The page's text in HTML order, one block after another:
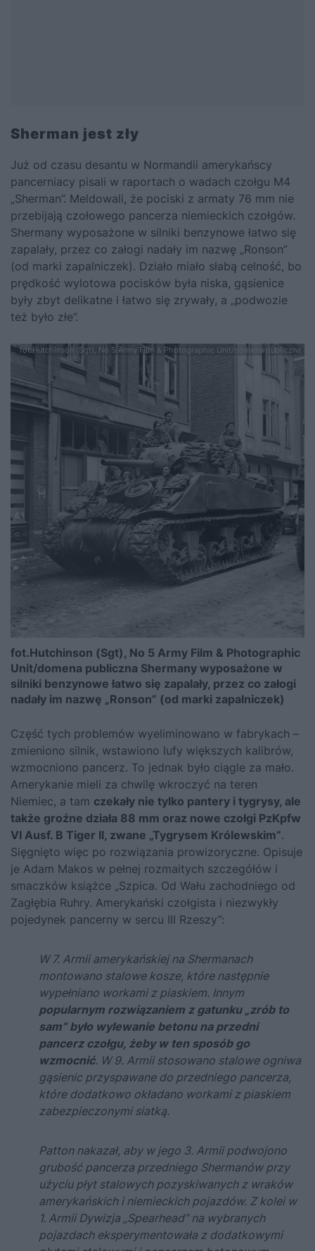
Sherman jest zły
Już od czasu desantu w Normandii amerykańscy
pancerniacy pisali w raportach o wadach czołgu M4
„Sherman”. Meldowali, że pociski z armaty 76 mm nie
przebijają czołowego pancerza niemieckich czołgów.
Shermany wyposażone w silniki benzynowe łatwo się
zapalały, przez co załogi nadały im nazwę „Ronson”
(od marki zapalniczek). Działo miało słabą celność, bo
prędkość wylotowa pocisków była niska, gąsienice
były zbyt delikatne i łatwo się zrywały, a „podwozie
też było złe”.
fot.Hutchinson (Sgt), No 5 Army Film & Photographic Unit/domena publiczna
fot.Hutchinson (Sgt), No 5 Army Film & Photographic
Unit/domena publiczna Shermany wyposażone w
silniki benzynowe łatwo się zapalały, przez co załogi
nadały im nazwę „Ronson” (od marki zapalniczek)
Część tych problemów wyeliminowano w fabrykach –
zmieniono silnik, wstawiono lufy większych kalibrów,
wzmocniono pancerz. To jednak było ciągle za mało.
Amerykanie mieli za chwilę wkroczyć na teren
Niemiec, a tam czekały nie tylko pantery i tygrysy, ale
także groźne działa 88 mm oraz nowe czołgi PzKpfw
VI Ausf. B Tiger II, zwane „Tygrysem Królewskim”.
Sięgnięto więc po rozwiązania prowizoryczne. Opisuje
je Adam Makos w pełnej rozmaitych szczegółów i
smaczków książce „Szpica. Od Wału zachodniego od
Zagłębia Ruhry. Amerykański czołgista i niezwykły
pojedynek pancerny w sercu III Rzeszy”:
W 7. Armii amerykańskiej na Shermanach
montowano stalowe kosze, które następnie
wypełniano workami z piaskiem. Innym
popularnym rozwiązaniem z gatunku „zrób to
sam” było wylewanie betonu na przedni
pancerz czołgu, żeby w ten sposób go
wzmocnić. W 9. Armii stosowano stalowe ogniwa
gąsienic przyspawane do przedniego pancerza,
które dodatkowo okładano workami z piaskiem
zabezpieczonymi siatką.
Patton nakazał, aby w jego 3. Armii podwojono
grubość pancerza przedniego Shermanów przy
użyciu płyt stalowych pozyskiwanych z wraków
amerykańskich i niemieckich pojazdów. Z kolei w
1. Armii Dywizja „Spearhead” na wybranych
pojazdach eksperymentowała z dodatkowymi